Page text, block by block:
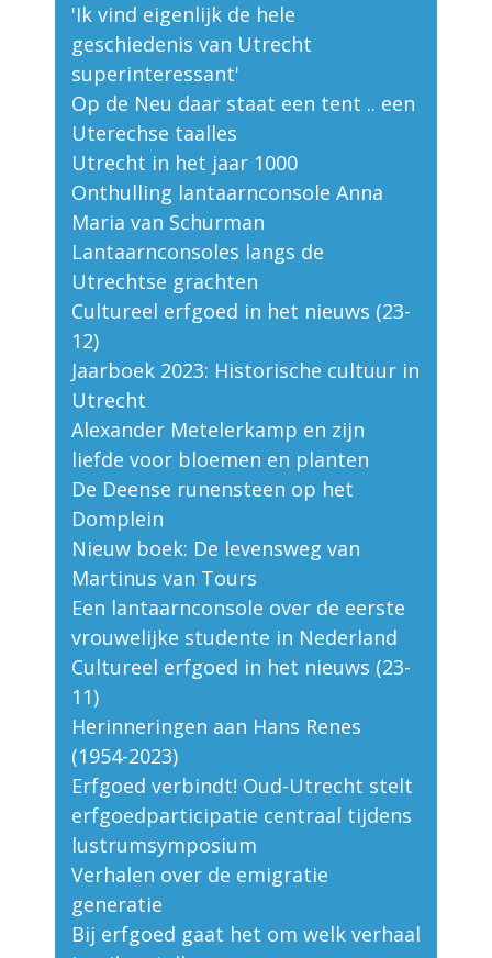
'Ik vind eigenlijk de hele
geschiedenis van Utrecht
superinteressant'
Op de Neu daar staat een tent .. een
Uterechse taalles
Utrecht in het jaar 1000
Onthulling lantaarnconsole Anna
Maria van Schurman
Lantaarnconsoles langs de
Utrechtse grachten
Cultureel erfgoed in het nieuws (23-
12)
Jaarboek 2023: Historische cultuur in
Utrecht
Alexander Metelerkamp en zijn
liefde voor bloemen en planten
De Deense runensteen op het
Domplein
Nieuw boek: De levensweg van
Martinus van Tours
Een lantaarnconsole over de eerste
vrouwelijke studente in Nederland
Cultureel erfgoed in het nieuws (23-
11)
Herinneringen aan Hans Renes
(1954-2023)
Erfgoed verbindt! Oud-Utrecht stelt
erfgoedparticipatie centraal tijdens
lustrumsymposium
Verhalen over de emigratie
generatie
Bij erfgoed gaat het om welk verhaal